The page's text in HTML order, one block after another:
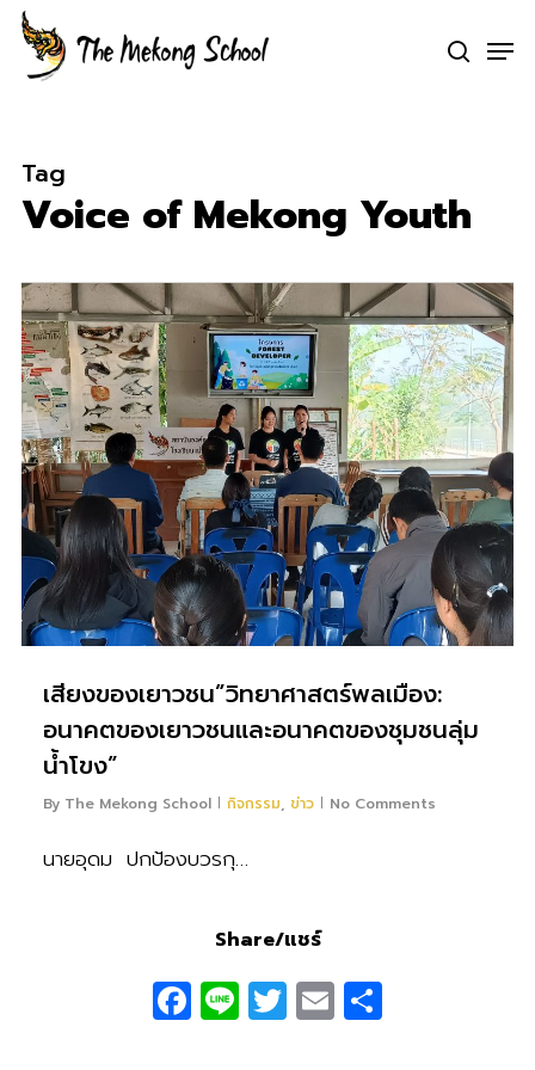
Skip
main
search
Tag
Voice of Mekong Youth
เสียงของเยาวชน”วิทยาศาสตร์พลเมือง:
อนาคตของเยาวชนและอนาคตของชุมชนลุ่ม
น้ำโขง”
By The Mekong School กิจกรรม, ข่าว No Comments
นายอุดม ปกป้องบวรกุ…
Share/แชร์
Facebook
LineTwitter
Email
0